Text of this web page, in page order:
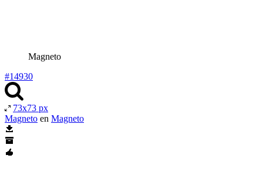
Magneto
#14930
73x73 px
Magneto en Magneto